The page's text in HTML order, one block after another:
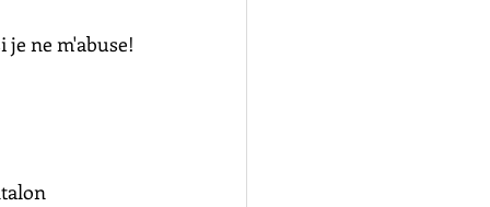
je ne m'abuse!